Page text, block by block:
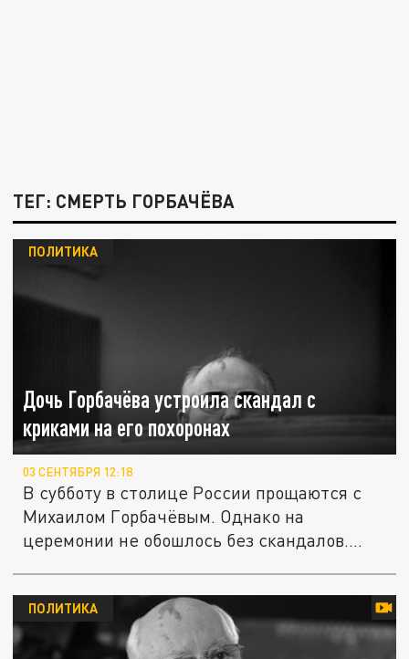
ТЕГ: СМЕРТЬ ГОРБАЧЁВА
Дочь Горбачёва устроила скандал с
криками на его похоронах
ПОЛИТИКА
03 СЕНТЯБРЯ 12:18
В субботу в столице России прощаются с
Михаилом Горбачёвым. Однако на
церемонии не обошлось без скандалов....
ПОЛИТИКА